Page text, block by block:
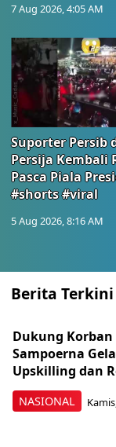
7 Aug 2026, 4:05 AM
Suporter Persib
Persija Kembali
Pasca Piala
#shorts #viral
5 Aug 2026, 8:16 AM
Berita Terkini
NASIONAL
Dukung Korban
Sampoerna
Upskilling dan